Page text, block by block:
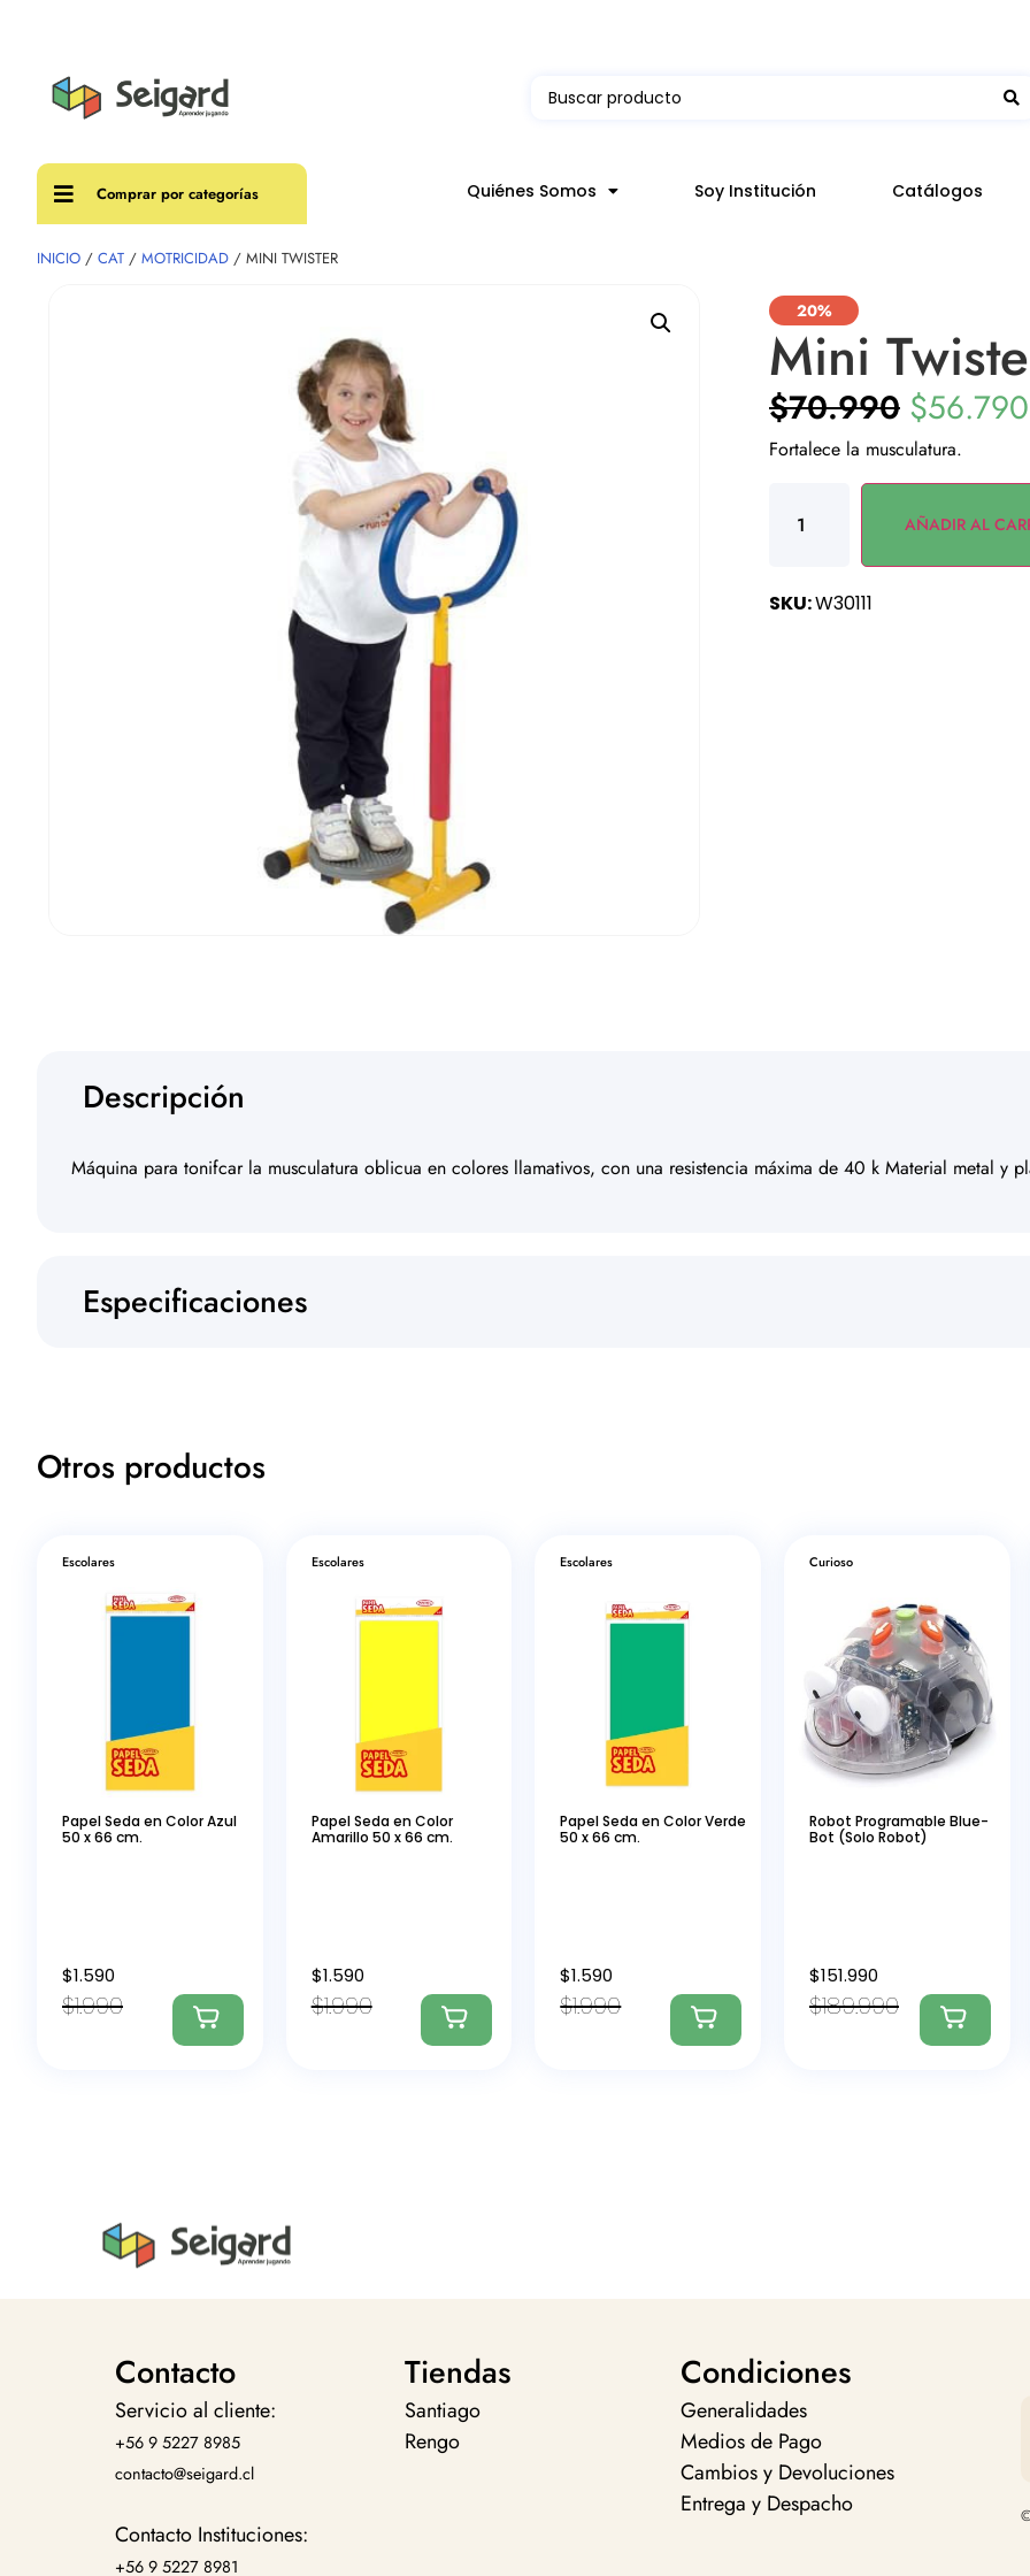
Comprar por categorías Quiénes Somos Soy Institución Catálogos
INICIO / CAT / MOTRICIDAD / MINI TWISTER
20%
Mini
$70.990 $56.790
Fortalece la musculatura.
AÑADIR AL
SKU:W30111
Descripción
Máquina para tonifcar la musculatura oblicua en colores llamativos, con una resistencia máxima de 40 k Material metal y
Especificaciones
Otros productos
Escolares
Papel Seda en Color Azul
50 x 66 cm.
$1.990
$1.590
Escolares
Papel Seda en Color
Amarillo 50 x 66 cm.
$1.990
$1.590
Escolares
Papel Seda en Color Verde
50 x 66 cm.
$1.990
$1.590
Curioso
Robot Programable Blue-
Bot (Solo Robot)
$189.990
$151.990
Contacto
Servicio al cliente:
+56 9 5227 8985
contacto@seigard.cl
Contacto Instituciones:
+56 9 5227 8981
Tiendas
Santiago
Rengo
Condiciones
Generalidades
Medios de Pago
Cambios y Devoluciones
Entrega y Despacho